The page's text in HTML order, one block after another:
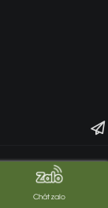
Chát zalo